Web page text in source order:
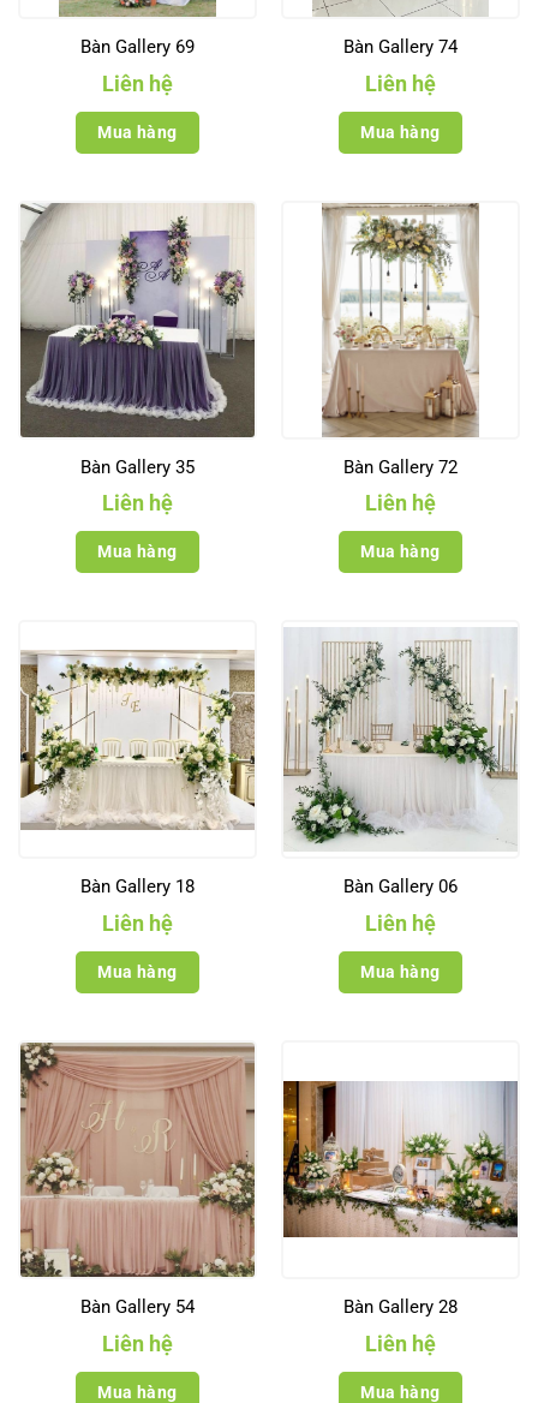
Bàn Gallery 69
Liên hệ
Mua hàng
Bàn Gallery 74
Liên hệ
Mua hàng
Bàn Gallery 35
Liên hệ
Mua hàng
Bàn Gallery 72
Liên hệ
Mua hàng
Bàn Gallery 18
Liên hệ
Mua hàng
Bàn Gallery 06
Liên hệ
Mua hàng
Bàn Gallery 54
Liên hệ
Mua hàng
Bàn Gallery 28
Liên hệ
Mua hàng